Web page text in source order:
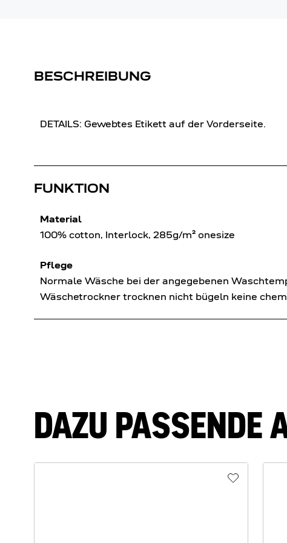
BESCHREIBUNG
DETAILS: Gewebtes Etikett auf der Vorderseite.
FUNKTION
Material
100% cotton, Interlock, 285g/m² onesize
Pflege
Normale Wäsche bei der angegebenen
Wäschetrockner trocknen nicht bügeln keine
DAZU PASSENDE